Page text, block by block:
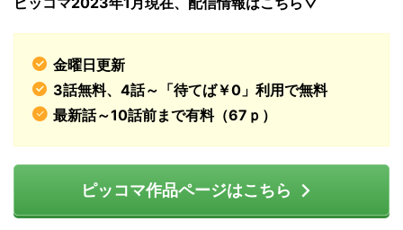
金曜日更新
3話無料、4話～「待てば￥0」利用で無料
最新話～10話前まで有料（67ｐ）
ピッコマ作品ページはこちら